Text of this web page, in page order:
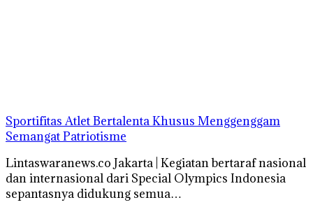
Sportifitas Atlet Bertalenta Khusus Menggenggam
Semangat Patriotisme
Lintaswaranews.co Jakarta | Kegiatan bertaraf nasional
dan internasional dari Special Olympics Indonesia
sepantasnya didukung semua…